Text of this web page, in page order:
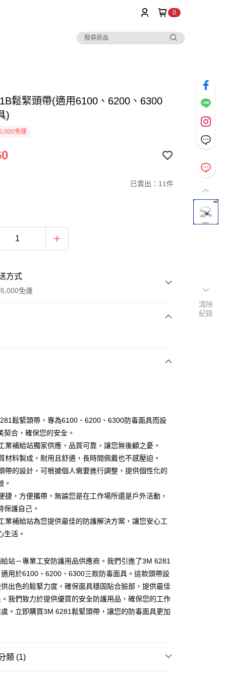
0
鬆緊頭帶(適用6100、6200、6300
)
免運
已賣出：11件
方式
免運
貨
款
貨
件商品、貨量較大)
，滿NT$5,000(含以上)免運費
鬆緊頭帶，專為6100、6200、6300防毒面具而設
契合，確保您的安全。
業補給站獨家供應，品質可靠，讓您無後顧之憂。
材料製成，耐用且舒適，長時間佩戴也不感壓迫。
帶的設計，可根據個人需要進行調整，提供個性化的
。
捷，方便攜帶，無論您是在工作場所還是戶外活動，
保護自己。
業補給站為您提供最佳的防護解決方案，讓您安心工
生活。
站－專業工安防護用品供應商。我們引進了3M 6281
用於6100、6200、6300三款防毒面具。這款頭帶設
出色的鬆緊力度，確保面具穩固貼合臉部，提供最佳
我們致力於提供優質的安全防護用品，確保您的工作
。立即購買3M 6281鬆緊頭帶，讓您的防毒面具更加
類 (1)
清除
紀錄